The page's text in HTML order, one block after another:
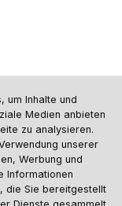
um Inhalte und
Medien anbieten
zu analysieren.
unserer
Werbung und
Informationen
die Sie bereitgestellt